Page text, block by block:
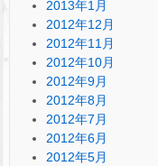
2013年1月
2012年12月
2012年11月
2012年10月
2012年9月
2012年8月
2012年7月
2012年6月
2012年5月